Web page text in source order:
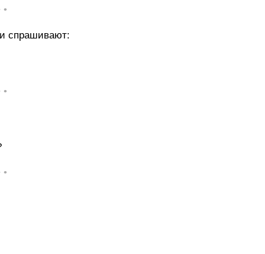
•
спрашивают:
•
•